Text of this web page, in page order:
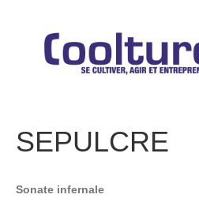
SEPULCRE
Sonate infernale